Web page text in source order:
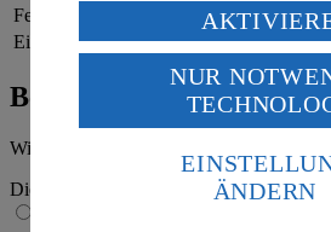
Fett
Eiweiß
47 g
Bewertung
Wie hat es dir geschmeckt?
Die Bewertung wird automatisch
Verarbeitung deiner
USA durch Facebook und YouTube:
Wenn du auf „Aktivieren“ klickst,
des Art. 49 Abs. 1 Satz 1 lit. a)
Daten in den USA verarbeitet
die USA als Land mit einem nach
Standards nicht angemessenen
Es besteht das Risiko eines Zugriffs
NUR
ÄNDERN